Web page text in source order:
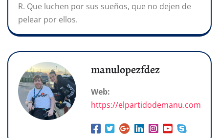
R. Que luchen por sus sueños, que no dejen de
pelear por ellos.
manulopezfdez
Web:
https://elpartidodemanu.com